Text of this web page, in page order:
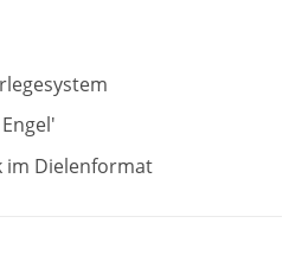
im Dielenformat